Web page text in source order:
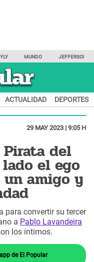
MUNDO JEFFERSON
ACTUALIDAD DEPORTES
29 MAY 2023 | 9:05 H
Pirata del
el ego
un amigo y
para convertir su tercer
a Pablo Lavandeira
los íntimos.
de El Popular